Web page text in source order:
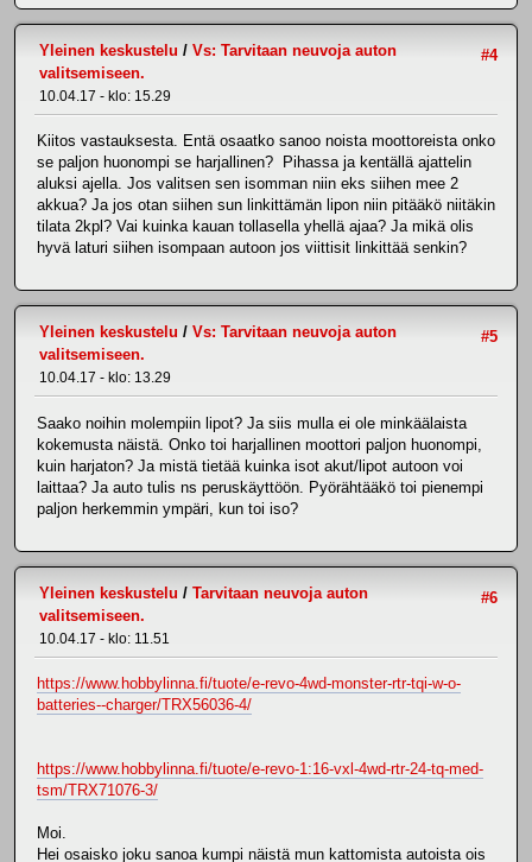
#4
Yleinen keskustelu / Vs: Tarvitaan neuvoja auton
valitsemiseen.
10.04.17 - klo: 15.29
Kiitos vastauksesta. Entä osaatko sanoo noista moottoreista onko
se paljon huonompi se harjallinen? Pihassa ja kentällä ajattelin
aluksi ajella. Jos valitsen sen isomman niin eks siihen mee 2
akkua? Ja jos otan siihen sun linkittämän lipon niin pitääkö niitäkin
tilata 2kpl? Vai kuinka kauan tollasella yhellä ajaa? Ja mikä olis
hyvä laturi siihen isompaan autoon jos viittisit linkittää senkin?
#5
Yleinen keskustelu / Vs: Tarvitaan neuvoja auton
valitsemiseen.
10.04.17 - klo: 13.29
Saako noihin molempiin lipot? Ja siis mulla ei ole minkäälaista
kokemusta näistä. Onko toi harjallinen moottori paljon huonompi,
kuin harjaton? Ja mistä tietää kuinka isot akut/lipot autoon voi
laittaa? Ja auto tulis ns peruskäyttöön. Pyörähtääkö toi pienempi
paljon herkemmin ympäri, kun toi iso?
#6
Yleinen keskustelu / Tarvitaan neuvoja auton
valitsemiseen.
10.04.17 - klo: 11.51
https://www.hobbylinna.fi/tuote/e-revo-4wd-monster-rtr-tqi-w-o-
batteries--charger/TRX56036-4/
https://www.hobbylinna.fi/tuote/e-revo-1:16-vxl-4wd-rtr-24-tq-med-
tsm/TRX71076-3/
Moi.
Hei osaisko joku sanoa kumpi näistä mun kattomista autoista ois